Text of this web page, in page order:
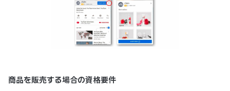
商品を販売する場合の資格要件